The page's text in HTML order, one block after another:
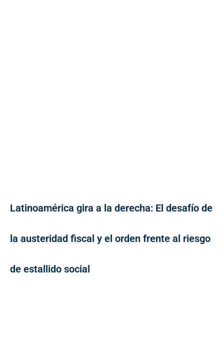
Latinoamérica gira a la derecha: El desafío de
la austeridad fiscal y el orden frente al riesgo
de estallido social